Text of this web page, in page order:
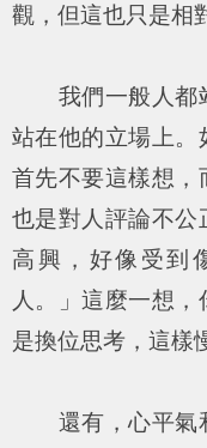
觀，但這也只是相
我們一般人都
站在他的立場上。
首先不要這樣想，
也是對人評論不公
高興，好像受到
人。」這麼一想
是換位思考，這樣
還有，心平氣和